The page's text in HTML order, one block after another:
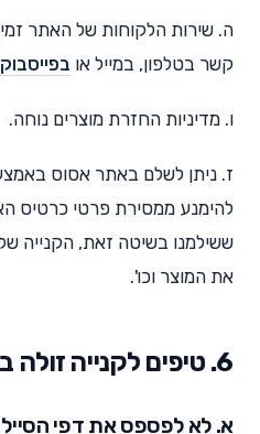
ה. שירות הלקוחות של האתר זמין
קשר בטלפון, במייל או בפייסבוק
ו. מדיניות החזרת מוצרים נוחה.
להימנע ממסירת פרטי כרטיס
ששילמנו בשיטה זאת, הקנייה
את המוצר וכו'.
6. טיפים לקנייה זולה באתר אסוס
א. לא לפספס את דפי